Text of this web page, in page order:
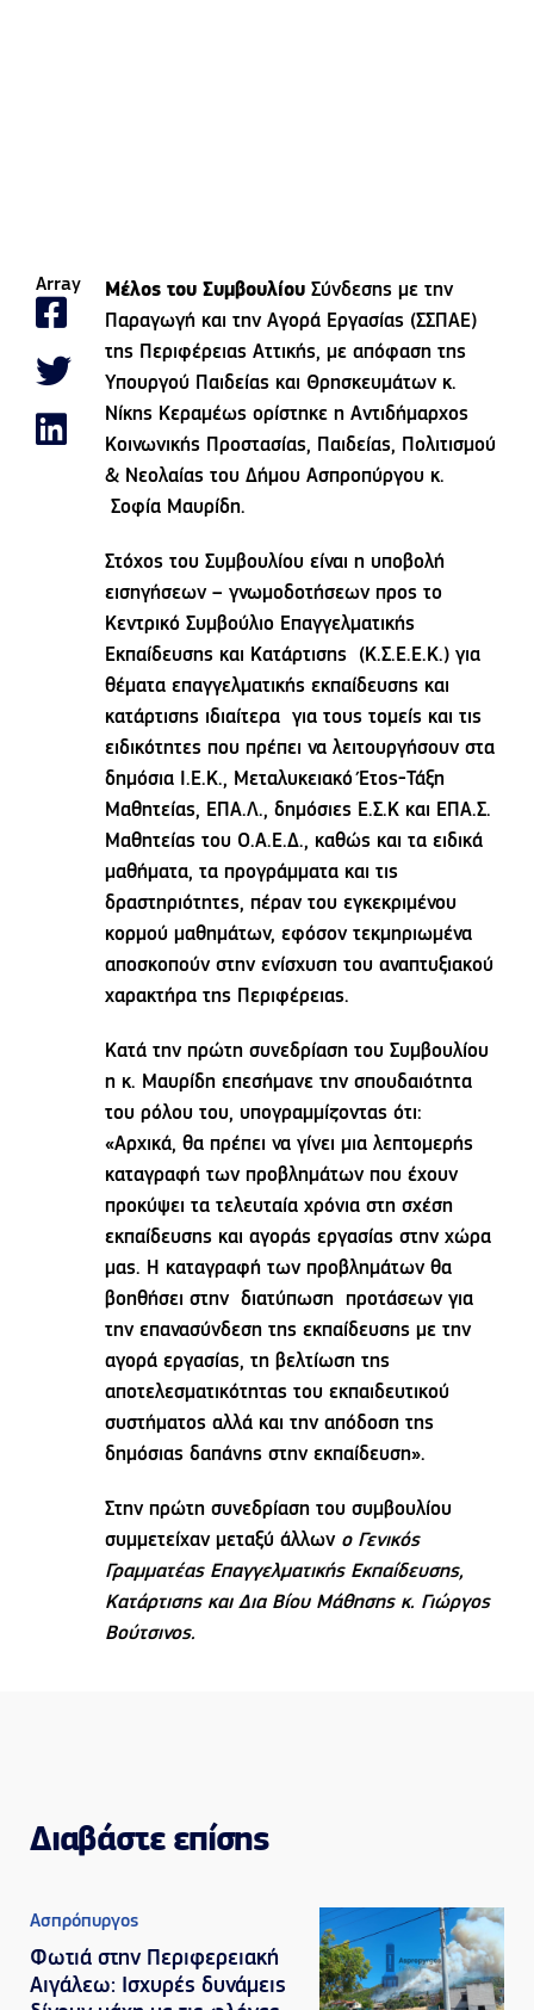
Array Μέλος του Συμβουλίου Σύνδεσης με την
Παραγωγή και την Αγορά Εργασίας (ΣΣΠΑΕ)
της Περιφέρειας Αττικής, με απόφαση της
Υπουργού Παιδείας και Θρησκευμάτων κ.
Νίκης Κεραμέως ορίστηκε η Αντιδήμαρχος
Κοινωνικής Προστασίας, Παιδείας, Πολιτισμού
& Νεολαίας του Δήμου Ασπροπύργου κ.
Σοφία Μαυρίδη.
Στόχος του Συμβουλίου είναι η υποβολή
εισηγήσεων – γνωμοδοτήσεων προς το
Κεντρικό Συμβούλιο Επαγγελματικής
Εκπαίδευσης και Κατάρτισης (Κ.Σ.Ε.Ε.Κ.) για
θέματα επαγγελματικής εκπαίδευσης και
κατάρτισης ιδιαίτερα για τους τομείς και τις
ειδικότητες που πρέπει να λειτουργήσουν στα
δημόσια Ι.Ε.Κ., Μεταλυκειακό Έτος-Τάξη
Μαθητείας, ΕΠΑ.Λ., δημόσιες Ε.Σ.Κ και ΕΠΑ.Σ.
Μαθητείας του Ο.Α.Ε.Δ., καθώς και τα ειδικά
μαθήματα, τα προγράμματα και τις
δραστηριότητες, πέραν του εγκεκριμένου
κορμού μαθημάτων, εφόσον τεκμηριωμένα
αποσκοπούν στην ενίσχυση του αναπτυξιακού
χαρακτήρα της Περιφέρειας.
Κατά την πρώτη συνεδρίαση του Συμβουλίου
η κ. Μαυρίδη επεσήμανε την σπουδαιότητα
του ρόλου του, υπογραμμίζοντας ότι:
«Αρχικά, θα πρέπει να γίνει μια λεπτομερής
καταγραφή των προβλημάτων που έχουν
προκύψει τα τελευταία χρόνια στη σχέση
εκπαίδευσης και αγοράς εργασίας στην χώρα
μας. Η καταγραφή των προβλημάτων θα
βοηθήσει στην διατύπωση προτάσεων για
την επανασύνδεση της εκπαίδευσης με την
αγορά εργασίας, τη βελτίωση της
αποτελεσματικότητας του εκπαιδευτικού
συστήματος αλλά και την απόδοση της
δημόσιας δαπάνης στην εκπαίδευση».
Στην πρώτη συνεδρίαση του συμβουλίου
συμμετείχαν μεταξύ άλλωνο Γενικός
Γραμματέας Επαγγελματικής Εκπαίδευσης,
Κατάρτισης και Δια Βίου Μάθησης κ. Γιώργος
Βούτσινος.
Διαβάστε επίσης
Ασπρόπυργος
Φωτιά στην Περιφερειακή
Αιγάλεω: Ισχυρές δυνάμεις